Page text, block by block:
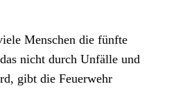
Menschen die fünfte
nicht durch Unfälle und
gibt die Feuerwehr